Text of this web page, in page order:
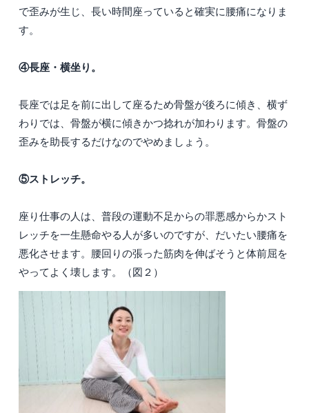
で歪みが生じ、長い時間座っていると確実に腰痛になりま
す。
④長座・横坐り。
長座では足を前に出して座るため骨盤が後ろに傾き、横ず
わりでは、骨盤が横に傾きかつ捻れが加わります。骨盤の
歪みを助長するだけなのでやめましょう。
⑤ストレッチ。
座り仕事の人は、普段の運動不足からの罪悪感からかスト
レッチを一生懸命やる人が多いのですが、だいたい腰痛を
悪化させます。腰回りの張った筋肉を伸ばそうと体前屈を
やってよく壊します。（図２）